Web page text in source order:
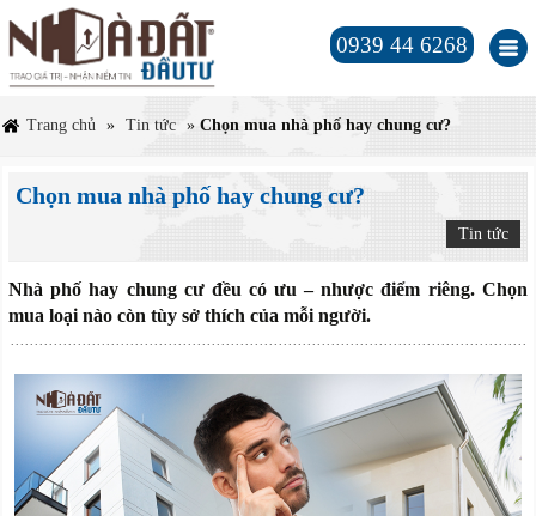
0939 44 6268
Trang chủ » Tin tức »Chọn mua nhà phố hay chung cư?
Chọn mua nhà phố hay chung cư?
Tin tức
Nhà phố hay chung cư đều có ưu – nhược điểm riêng. Chọn
mua loại nào còn tùy sở thích của mỗi người.